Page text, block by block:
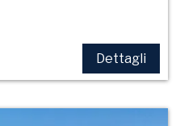
Dettagli